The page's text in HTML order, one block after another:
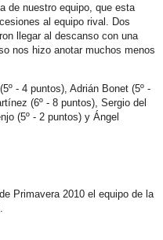
de nuestro equipo, que esta
al equipo rival. Dos
llegar al descanso con una
nos hizo anotar muchos menos
- 4 puntos), Adrián Bonet (5º -
(6º - 8 puntos), Sergio del
(5º - 2 puntos) y Ángel
Primavera 2010 el equipo de la